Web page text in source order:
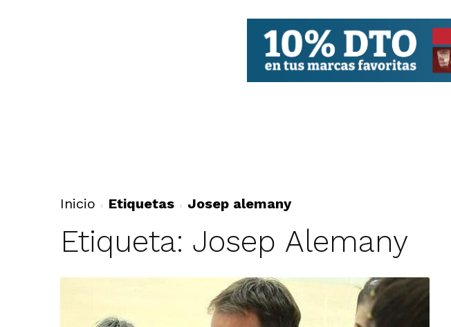
Inicio Etiquetas Josep alemany
Etiqueta: Josep Alemany